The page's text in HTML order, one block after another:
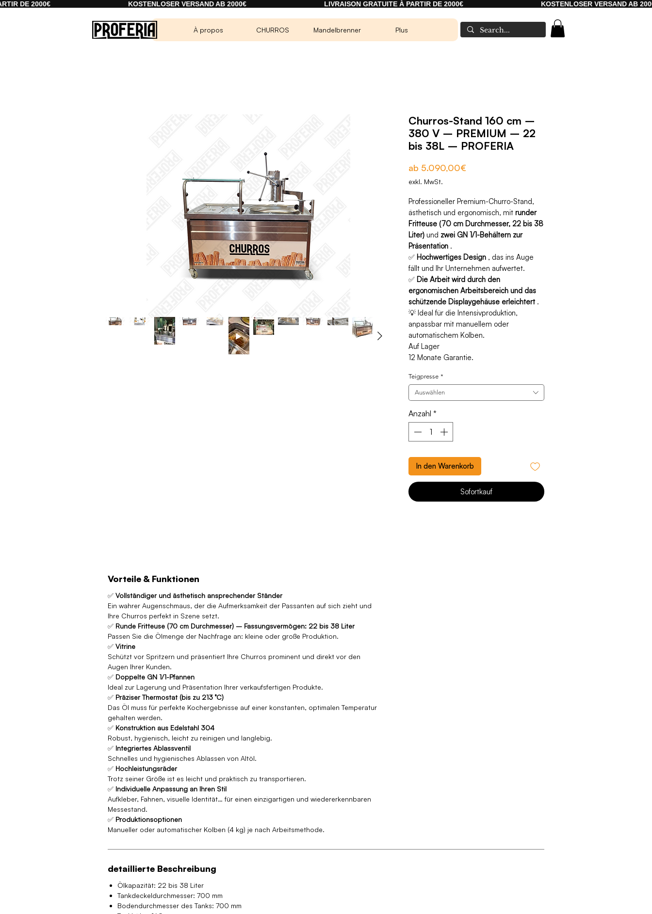
KOSTENLOSER VERSAND AB 2000€ LIVRAISON GRATUITE À PARTIR DE 2000€ KOSTENLOSER VERSAND AB 2000€
À propos CHURROS Mandelbrenner Plus
Churros-Stand 160 cm –
380 V – PREMIUM – 22
bis 38L – PROFERIA
ab 5.090,00€
exkl. MwSt.
Professioneller Premium-Churro-Stand,
ästhetisch und ergonomisch, mit runder
Fritteuse (70 cm Durchmesser, 22 bis 38
Liter) und zwei GN 1/1-Behältern zur
Präsentation .
✅ Hochwertiges Design , das ins Auge
fällt und Ihr Unternehmen aufwertet.
✅ Die Arbeit wird durch den
ergonomischen Arbeitsbereich und das
schützende Displaygehäuse erleichtert .
💡 Ideal für die Intensivproduktion,
anpassbar mit manuellem oder
automatischem Kolben.
Auf Lager
12 Monate Garantie.
Teigpresse *
Auswählen
Anzahl *
In den Warenkorb
Sofortkauf
Vorteile & Funktionen
✅ Vollständiger und ästhetisch ansprechender Ständer
Ein wahrer Augenschmaus, der die Aufmerksamkeit der Passanten auf sich zieht und
Ihre Churros perfekt in Szene setzt.
✅ Runde Fritteuse (70 cm Durchmesser) – Fassungsvermögen: 22 bis 38 Liter
Passen Sie die Ölmenge der Nachfrage an: kleine oder große Produktion.
✅ Vitrine
Schützt vor Spritzern und präsentiert Ihre Churros prominent und direkt vor den
Augen Ihrer Kunden.
✅ Doppelte GN 1/1-Pfannen
Ideal zur Lagerung und Präsentation Ihrer verkaufsfertigen Produkte.
✅ Präziser Thermostat (bis zu 213 °C)
Das Öl muss für perfekte Kochergebnisse auf einer konstanten, optimalen Temperatur
gehalten werden.
✅ Konstruktion aus Edelstahl 304
Robust, hygienisch, leicht zu reinigen und langlebig.
✅ Integriertes Ablassventil
Schnelles und hygienisches Ablassen von Altöl.
✅ Hochleistungsräder
Trotz seiner Größe ist es leicht und praktisch zu transportieren.
✅ Individuelle Anpassung an Ihren Stil
Aufkleber, Fahnen, visuelle Identität… für einen einzigartigen und wiedererkennbaren
Messestand.
✅ Produktionsoptionen
Manueller oder automatischer Kolben (4 kg) je nach Arbeitsmethode.
detaillierte Beschreibung
Ölkapazität: 22 bis 38 Liter
Tankdeckeldurchmesser: 700 mm
Bodendurchmesser des Tanks: 700 mm